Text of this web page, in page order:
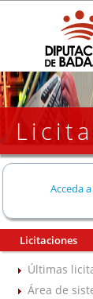
Acceda
Licitaciones
Últimas
Área de